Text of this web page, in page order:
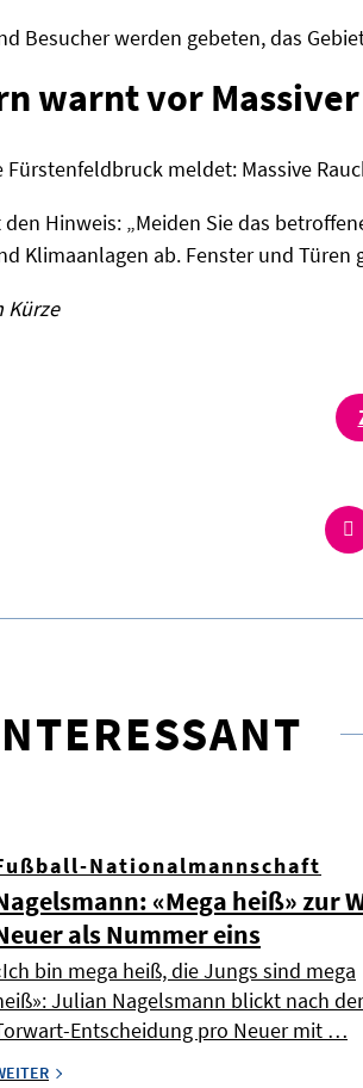
Besucher werden gebeten, das
warnt vor
Fürstenfeldbruck meldet: Massive
Hinweis: „Meiden Sie das
Klimaanlagen ab. Fenster und Türen
Kürze
Nationalmannschaft
«Mega heiß» zur
als Nummer eins
bin mega heiß, die Jungs sind mega
Julian Nagelsmann blickt nach der
Entscheidung pro Neuer mit …